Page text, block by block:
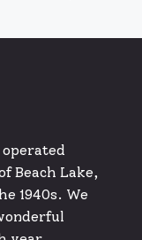
Beach Lake,
1940s. We